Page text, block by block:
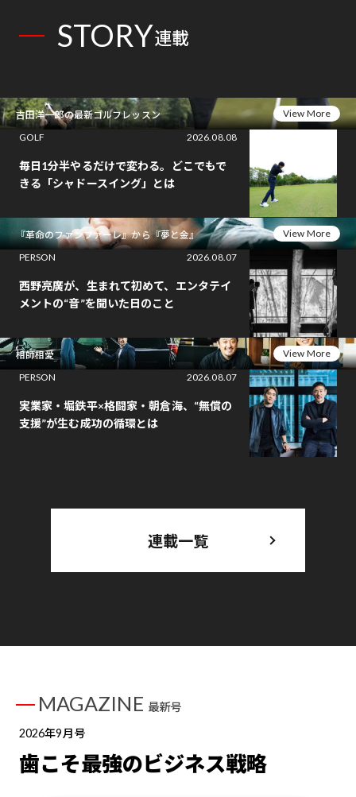
STORY連載
吉田洋一郎の最新ゴルフレッスン
View More
GOLF
2026.08.08
毎日1分半やるだけで変わる。どこでもで
きる「シャドースイング」とは
『革命のファンファーレ』から『夢と金』
View More
PERSON
2026.08.07
西野亮廣が、生まれて初めて、エンタテイ
メントの“音”を聞いた日のこと
相師相愛
View More
PERSON
2026.08.07
実業家・堀鉄平×格闘家・朝倉海、“無償の
支援”が生む成功の循環とは
連載一覧
MAGAZINE 最新号
2026年9月号
歯こそ最強のビジネス戦略